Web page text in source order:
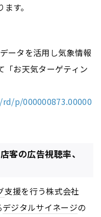
す。
ータを活用し気象情報
お天気ターゲティン
p/000000873.00000
客の広告視聴率、
支援を行う株式会社
デジタルサイネージの